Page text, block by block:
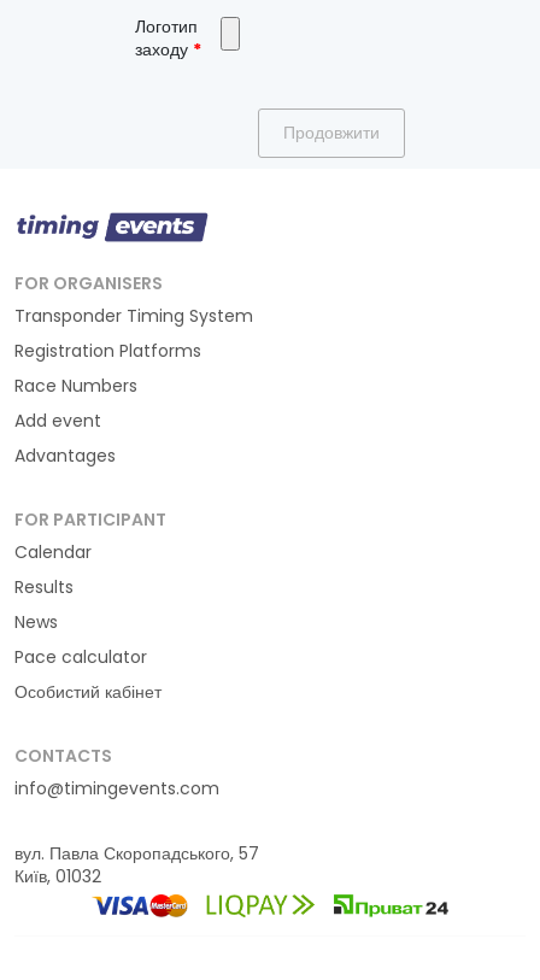
Логотип
заходу *
Продовжити
FOR ORGANISERS
Transponder Timing System
Registration Platforms
Race Numbers
Add event
Advantages
FOR PARTICIPANT
Calendar
Results
News
Pace calculator
Особистий кабінет
CONTACTS
info@timingevents.com
вул. Павла Скоропадського, 57
Київ, 01032